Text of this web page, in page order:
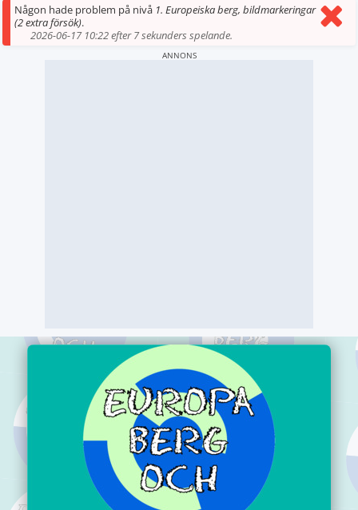
Någon hade problem på nivå 1. Europeiska berg, bildmarkeringar
(2 extra försök).
2026-06-17 10:22 efter 7 sekunders spelande.
ANNONS